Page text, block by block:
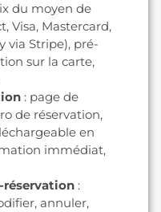
du moyen de
Visa, Mastercard,
via Stripe), pré-
sur la carte,
: page de
de réservation,
en
immédiat,
réservation :
annuler,